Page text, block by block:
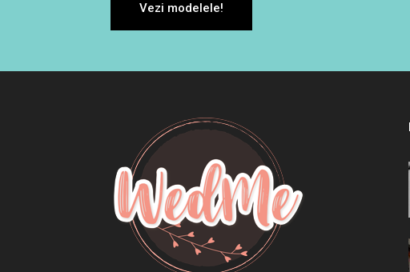
Vezi modelele!